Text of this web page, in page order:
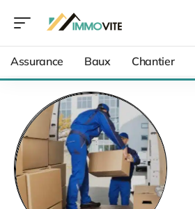
Assurance Baux Chantier